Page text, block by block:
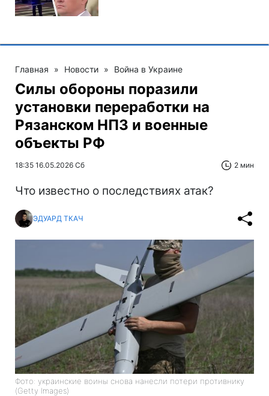
Главная » Новости » Война в Украине
Силы обороны поразили
установки переработки на
Рязанском НПЗ и военные
объекты РФ
18:35 16.05.2026 Сб 2 мин
Что известно о последствиях атак?
ЭДУАРД ТКАЧ
Фото: украинские воины снова нанесли потери противнику
(Getty Images)